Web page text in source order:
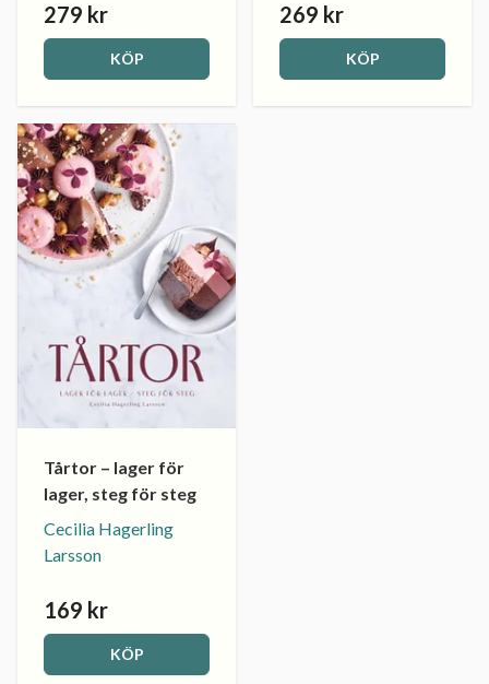
279 kr
KÖP
269 kr
KÖP
Tårtor – lager för
lager, steg för steg
Cecilia Hagerling
Larsson
169 kr
KÖP